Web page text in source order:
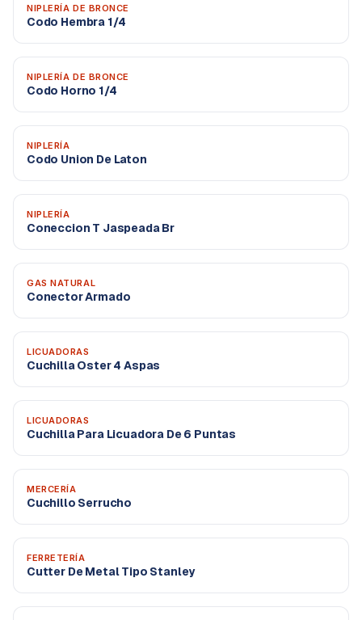
NIPLERÍA DE BRONCE
Codo Hembra 1/4
NIPLERÍA DE BRONCE
Codo Horno 1/4
NIPLERÍA
Codo Union De Laton
NIPLERÍA
Coneccion T Jaspeada Br
GAS NATURAL
Conector Armado
LICUADORAS
Cuchilla Oster 4 Aspas
LICUADORAS
Cuchilla Para Licuadora De 6 Puntas
MERCERÍA
Cuchillo Serrucho
FERRETERÍA
Cutter De Metal Tipo Stanley